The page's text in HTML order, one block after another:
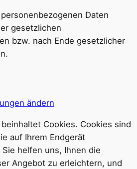
Daten
gesetzlichen
bzw. nach Ende gesetzlicher
ändern
Cookies. Cookies sind
auf Ihrem Endgerät
helfen uns, Ihnen die
Angebot zu erleichtern, und